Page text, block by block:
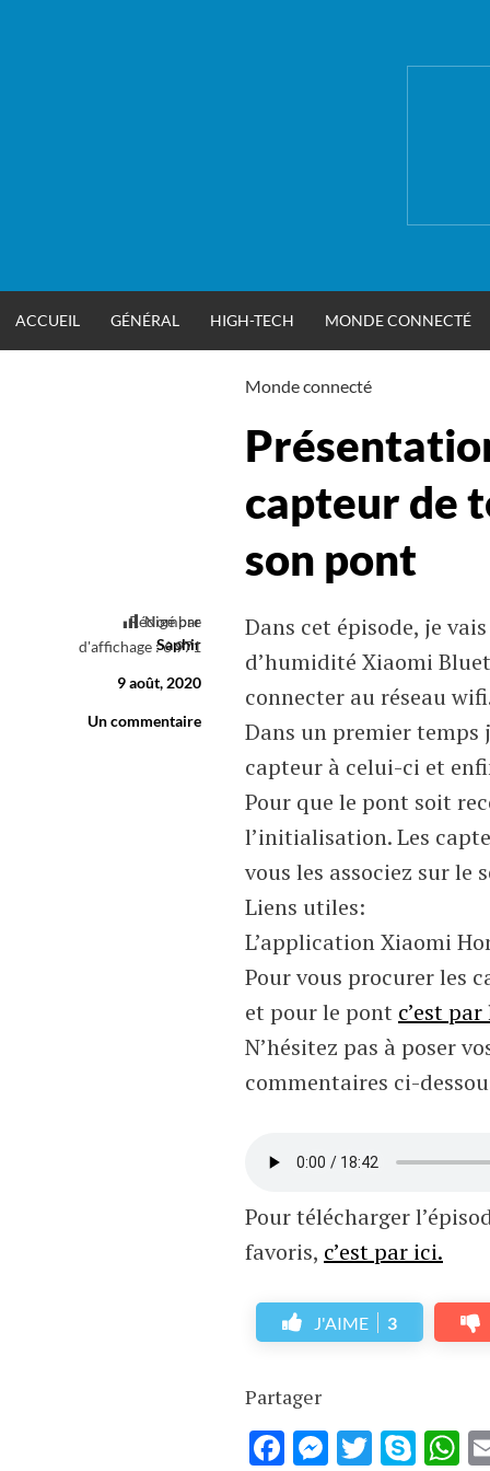
ACCUEIL GÉNÉRAL HIGH-TECH MONDE CONNECTÉ
Monde connecté
capteur de
son pont
Rédigé par
Saphir
9 août, 2020
Un commentaire
Nombre
d'affichage :6 971
Dans cet épisode, je
d’humidité Xiaomi
connecter au réseau
Dans un premier
capteur à celui-ci et
Pour que le pont soit
l’initialisation. Les
vous les associez sur le
Liens utiles:
L’application Xiaomi
Pour vous procurer les
et pour le pont c’est par
N’hésitez pas à poser
commentaires ci-
Pour télécharger
favoris, c’est par ici.
J'AIME 3
Partager
FacebookTwitter